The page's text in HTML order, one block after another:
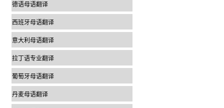
德语母语翻译
西班牙母语翻译
意大利母语翻译
拉丁语专业翻译
葡萄牙母语翻译
丹麦母语翻译